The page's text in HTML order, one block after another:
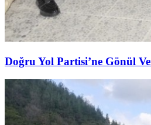
Doğru Yol Partisi’ne Gönül